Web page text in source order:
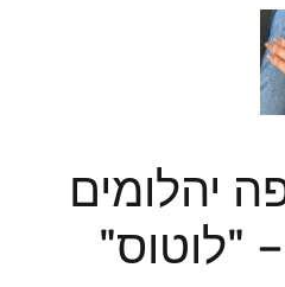
יהלומים
"לוטוס"